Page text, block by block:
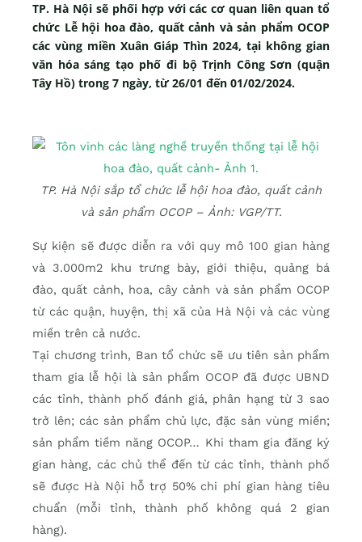
TP. Hà Nội sẽ phối hợp với các cơ quan liên quan tổ
chức Lễ hội hoa đào, quất cảnh và sản phẩm OCOP
các vùng miền Xuân Giáp Thìn 2024, tại không gian
văn hóa sáng tạo phố đi bộ Trịnh Công Sơn (quận
Tây Hồ) trong 7 ngày, từ 26/01 đến 01/02/2024.
TP. Hà Nội sắp tổ chức lễ hội hoa đào, quất cảnh
và sản phẩm OCOP – Ảnh: VGP/TT.
Sự kiện sẽ được diễn ra với quy mô 100 gian hàng
và 3.000m2 khu trưng bày, giới thiệu, quảng bá
đào, quất cảnh, hoa, cây cảnh và sản phẩm OCOP
từ các quận, huyện, thị xã của Hà Nội và các vùng
miền trên cả nước.
Tại chương trình, Ban tổ chức sẽ ưu tiên sản phẩm
tham gia lễ hội là sản phẩm OCOP đã được UBND
các tỉnh, thành phố đánh giá, phân hạng từ 3 sao
trở lên; các sản phẩm chủ lực, đặc sản vùng miền;
sản phẩm tiềm năng OCOP… Khi tham gia đăng ký
gian hàng, các chủ thể đến từ các tỉnh, thành phố
sẽ được Hà Nội hỗ trợ 50% chi phí gian hàng tiêu
chuẩn (mỗi tỉnh, thành phố không quá 2 gian
hàng).